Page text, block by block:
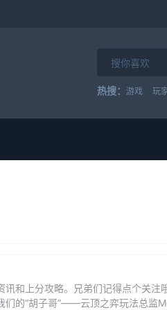
热搜： 游戏 玩
和上分攻略。兄弟们记得点个关
的“胡子哥”——云顶之弈玩法总监